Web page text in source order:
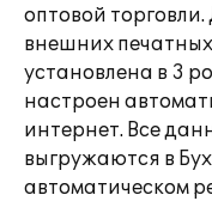
оптовой
внешних
установлена в 3
настроен
интернет. Все
выгружаются в
автоматическом